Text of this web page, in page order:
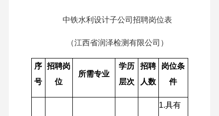
中铁水利设计子公司招聘岗位表
（江西省润泽检测有限公司）
序
号
招聘岗
位
所需专业
学历
层次
招聘
人数
岗位条
件
1.具有